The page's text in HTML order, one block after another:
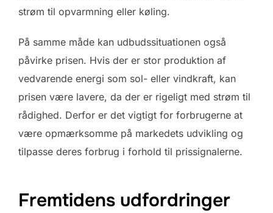
strøm til opvarmning eller køling.
På samme måde kan udbudssituationen også
påvirke prisen. Hvis der er stor produktion af
vedvarende energi som sol- eller vindkraft, kan
prisen være lavere, da der er rigeligt med strøm til
rådighed. Derfor er det vigtigt for forbrugerne at
være opmærksomme på markedets udvikling og
tilpasse deres forbrug i forhold til prissignalerne.
Fremtidens udfordringer